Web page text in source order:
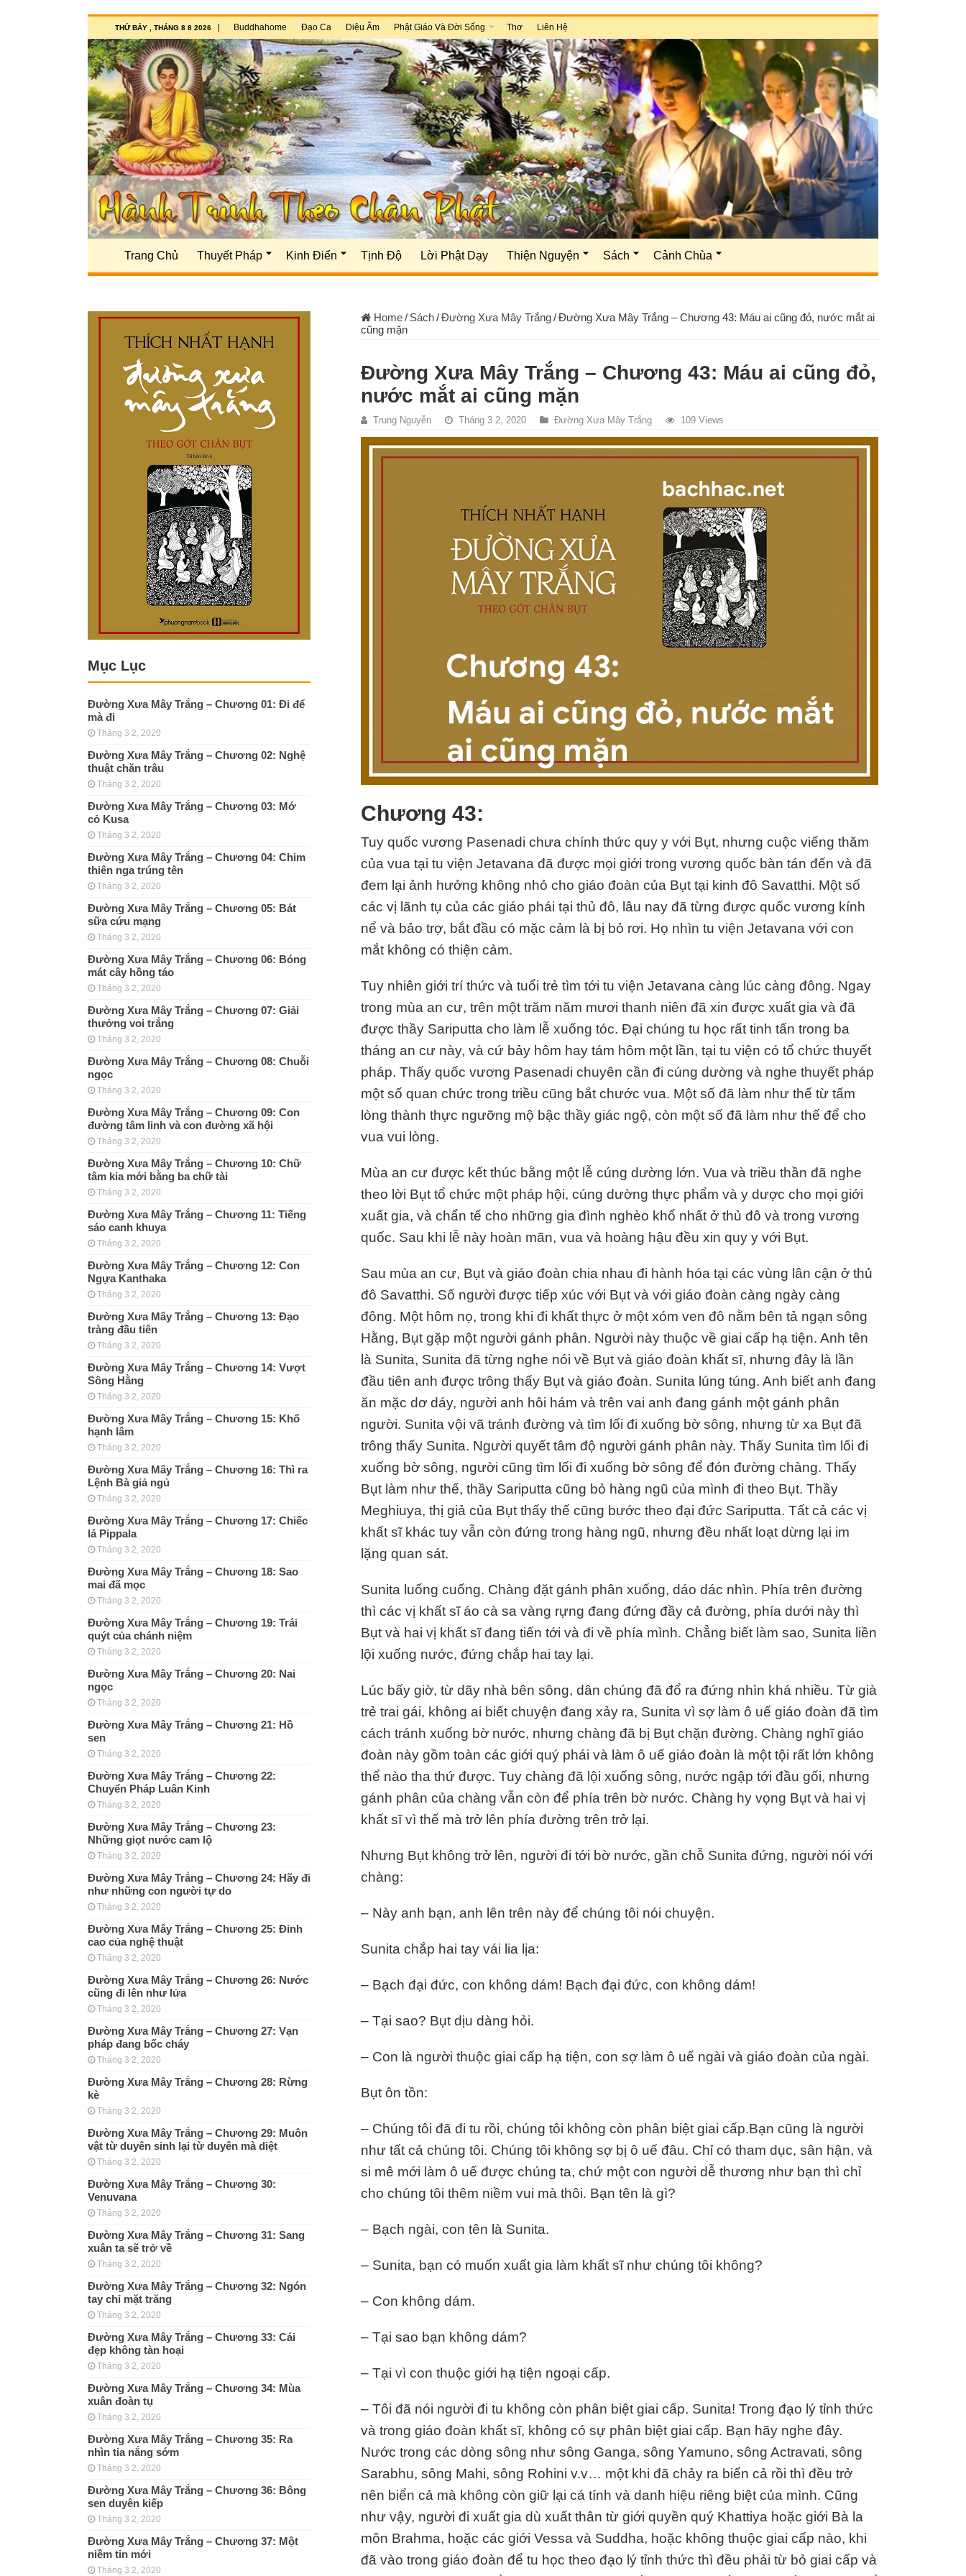
THỨ BẢY , THÁNG 8 8 2026 Buddhahome Đạo Ca Diệu Âm Phật Giáo Và Đời Sống Thơ Liên Hệ
Trang Chủ Thuyết Pháp Kinh Điển Tịnh Độ Lời Phật Dạy Thiện Nguyện Sách Cảnh Chùa
Home/ Sách/Đường Xưa Mây Trắng/Đường Xưa Mây Trắng – Chương 43: Máu ai cũng đỏ, nước mắt ai
cũng mặn
Đường Xưa Mây Trắng – Chương 43: Máu ai cũng đỏ,
nước mắt ai cũng mặn
Trung Nguyễn Tháng 3 2, 2020 Đường Xưa Mây Trắng 109 Views
Chương 43:
Tuy quốc vương Pasenadi chưa chính thức quy y với Bụt, nhưng cuộc viếng thăm
của vua tại tu viện Jetavana đã được mọi giới trong vương quốc bàn tán đến và đã
đem lại ảnh hưởng không nhỏ cho giáo đoàn của Bụt tại kinh đô Savatthi. Một số
các vị lãnh tụ của các giáo phái tại thủ đô, lâu nay đã từng được quốc vương kính
nể và bảo trợ, bắt đầu có mặc cảm là bị bỏ rơi. Họ nhìn tu viện Jetavana với con
mắt không có thiện cảm.
Tuy nhiên giới trí thức và tuổi trẻ tìm tới tu viện Jetavana càng lúc càng đông. Ngay
trong mùa an cư, trên một trăm năm mươi thanh niên đã xin được xuất gia và đã
được thầy Sariputta cho làm lễ xuống tóc. Đại chúng tu học rất tinh tấn trong ba
tháng an cư này, và cứ bảy hôm hay tám hôm một lần, tại tu viện có tổ chức thuyết
pháp. Thấy quốc vương Pasenadi chuyên cần đi cúng dường và nghe thuyết pháp
một số quan chức trong triều cũng bắt chước vua. Một số đã làm như thế từ tấm
lòng thành thực ngưỡng mộ bậc thầy giác ngộ, còn một số đã làm như thế để cho
vua vui lòng.
Mùa an cư được kết thúc bằng một lễ cúng dường lớn. Vua và triều thần đã nghe
theo lời Bụt tổ chức một pháp hội, cúng dường thực phẩm và y dược cho mọi giới
xuất gia, và chẩn tế cho những gia đình nghèo khổ nhất ở thủ đô và trong vương
quốc. Sau khi lễ này hoàn mãn, vua và hoàng hậu đều xin quy y với Bụt.
Sau mùa an cư, Bụt và giáo đoàn chia nhau đi hành hóa tại các vùng lân cận ở thủ
đô Savatthi. Số người được tiếp xúc với Bụt và với giáo đoàn càng ngày càng
đông. Một hôm nọ, trong khi đi khất thực ở một xóm ven đô nằm bên tả ngạn sông
Hằng, Bụt gặp một người gánh phân. Người này thuộc về giai cấp hạ tiện. Anh tên
là Sunita, Sunita đã từng nghe nói về Bụt và giáo đoàn khất sĩ, nhưng đây là lần
đầu tiên anh được trông thấy Bụt và giáo đoàn. Sunita lúng túng. Anh biết anh đang
ăn mặc dơ dáy, người anh hôi hám và trên vai anh đang gánh một gánh phân
người. Sunita vội vã tránh đường và tìm lối đi xuống bờ sông, nhưng từ xa Bụt đã
trông thấy Sunita. Người quyết tâm độ người gánh phân này. Thấy Sunita tìm lối đi
xuống bờ sông, người cũng tìm lối đi xuống bờ sông để đón đường chàng. Thấy
Bụt làm như thế, thầy Sariputta cũng bỏ hàng ngũ của mình đi theo Bụt. Thầy
Meghiuya, thị giả của Bụt thấy thế cũng bước theo đại đức Sariputta. Tất cả các vị
khất sĩ khác tuy vẫn còn đứng trong hàng ngũ, nhưng đều nhất loạt dừng lại im
lặng quan sát.
Sunita luống cuống. Chàng đặt gánh phân xuống, dáo dác nhìn. Phía trên đường
thì các vị khất sĩ áo cà sa vàng rựng đang đứng đầy cả đường, phía dưới này thì
Bụt và hai vị khất sĩ đang tiến tới và đi về phía mình. Chẳng biết làm sao, Sunita liền
lội xuống nước, đứng chắp hai tay lại.
Lúc bấy giờ, từ dãy nhà bên sông, dân chúng đã đổ ra đứng nhìn khá nhiều. Từ già
trẻ trai gái, không ai biết chuyện đang xảy ra, Sunita vì sợ làm ô uế giáo đoàn đã tìm
cách tránh xuống bờ nước, nhưng chàng đã bị Bụt chặn đường. Chàng nghĩ giáo
đoàn này gồm toàn các giới quý phái và làm ô uế giáo đoàn là một tội rất lớn không
thể nào tha thứ được. Tuy chàng đã lội xuống sông, nước ngập tới đầu gối, nhưng
gánh phân của chàng vẫn còn để phía trên bờ nước. Chàng hy vọng Bụt và hai vị
khất sĩ vì thế mà trở lên phía đường trên trở lại.
Nhưng Bụt không trở lên, người đi tới bờ nước, gần chỗ Sunita đứng, người nói với
chàng:
– Này anh bạn, anh lên trên này để chúng tôi nói chuyện.
Sunita chắp hai tay vái lia lịa:
– Bạch đại đức, con không dám! Bạch đại đức, con không dám!
– Tại sao? Bụt dịu dàng hỏi.
– Con là người thuộc giai cấp hạ tiện, con sợ làm ô uế ngài và giáo đoàn của ngài.
Bụt ôn tồn:
– Chúng tôi đã đi tu rồi, chúng tôi không còn phân biệt giai cấp.Bạn cũng là người
như tất cả chúng tôi. Chúng tôi không sợ bị ô uế đâu. Chỉ có tham dục, sân hận, và
si mê mới làm ô uế được chúng ta, chứ một con người dễ thương như bạn thì chỉ
cho chúng tôi thêm niềm vui mà thôi. Bạn tên là gì?
– Bạch ngài, con tên là Sunita.
– Sunita, bạn có muốn xuất gia làm khất sĩ như chúng tôi không?
– Con không dám.
– Tại sao bạn không dám?
– Tại vì con thuộc giới hạ tiện ngoại cấp.
– Tôi đã nói người đi tu không còn phân biệt giai cấp. Sunita! Trong đạo lý tỉnh thức
và trong giáo đoàn khất sĩ, không có sự phân biệt giai cấp. Bạn hãy nghe đây.
Nước trong các dòng sông như sông Ganga, sông Yamuno, sông Actravati, sông
Sarabhu, sông Mahi, sông Rohini v.v… một khi đã chảy ra biển cả rồi thì đều trở
nên biển cả mà không còn giữ lại cá tính và danh hiệu riêng biệt của mình. Cũng
như vậy, người đi xuất gia dù xuất thân từ giới quyền quý Khattiya hoặc giới Bà la
môn Brahma, hoặc các giới Vessa và Suddha, hoặc không thuộc giai cấp nào, khi
đã vào trong giáo đoàn để tu học theo đạo lý tỉnh thức thì đều phải từ bỏ giai cấp và
Mục Lục
Đường Xưa Mây Trắng – Chương 01: Đi để
mà đi
Tháng 3 2, 2020
Đường Xưa Mây Trắng – Chương 02: Nghệ
thuật chăn trâu
Tháng 3 2, 2020
Đường Xưa Mây Trắng – Chương 03: Mớ
cỏ Kusa
Tháng 3 2, 2020
Đường Xưa Mây Trắng – Chương 04: Chim
thiên nga trúng tên
Tháng 3 2, 2020
Đường Xưa Mây Trắng – Chương 05: Bát
sữa cứu mạng
Tháng 3 2, 2020
Đường Xưa Mây Trắng – Chương 06: Bóng
mát cây hồng táo
Tháng 3 2, 2020
Đường Xưa Mây Trắng – Chương 07: Giải
thưởng voi trắng
Tháng 3 2, 2020
Đường Xưa Mây Trắng – Chương 08: Chuỗi
ngọc
Tháng 3 2, 2020
Đường Xưa Mây Trắng – Chương 09: Con
đường tâm linh và con đường xã hội
Tháng 3 2, 2020
Đường Xưa Mây Trắng – Chương 10: Chữ
tâm kia mới bằng ba chữ tài
Tháng 3 2, 2020
Đường Xưa Mây Trắng – Chương 11: Tiếng
sáo canh khuya
Tháng 3 2, 2020
Đường Xưa Mây Trắng – Chương 12: Con
Ngựa Kanthaka
Tháng 3 2, 2020
Đường Xưa Mây Trắng – Chương 13: Đạo
tràng đầu tiên
Tháng 3 2, 2020
Đường Xưa Mây Trắng – Chương 14: Vượt
Sông Hằng
Tháng 3 2, 2020
Đường Xưa Mây Trắng – Chương 15: Khổ
hạnh lâm
Tháng 3 2, 2020
Đường Xưa Mây Trắng – Chương 16: Thì ra
Lệnh Bà giả ngủ
Tháng 3 2, 2020
Đường Xưa Mây Trắng – Chương 17: Chiếc
lá Pippala
Tháng 3 2, 2020
Đường Xưa Mây Trắng – Chương 18: Sao
mai đã mọc
Tháng 3 2, 2020
Đường Xưa Mây Trắng – Chương 19: Trái
quýt của chánh niệm
Tháng 3 2, 2020
Đường Xưa Mây Trắng – Chương 20: Nai
ngọc
Tháng 3 2, 2020
Đường Xưa Mây Trắng – Chương 21: Hồ
sen
Tháng 3 2, 2020
Đường Xưa Mây Trắng – Chương 22:
Chuyển Pháp Luân Kinh
Tháng 3 2, 2020
Đường Xưa Mây Trắng – Chương 23:
Những giọt nước cam lộ
Tháng 3 2, 2020
Đường Xưa Mây Trắng – Chương 24: Hãy đi
như những con người tự do
Tháng 3 2, 2020
Đường Xưa Mây Trắng – Chương 25: Đỉnh
cao của nghệ thuật
Tháng 3 2, 2020
Đường Xưa Mây Trắng – Chương 26: Nước
cũng đi lên như lửa
Tháng 3 2, 2020
Đường Xưa Mây Trắng – Chương 27: Vạn
pháp đang bốc cháy
Tháng 3 2, 2020
Đường Xưa Mây Trắng – Chương 28: Rừng
kè
Tháng 3 2, 2020
Đường Xưa Mây Trắng – Chương 29: Muôn
vật từ duyên sinh lại từ duyên mà diệt
Tháng 3 2, 2020
Đường Xưa Mây Trắng – Chương 30:
Venuvana
Tháng 3 2, 2020
Đường Xưa Mây Trắng – Chương 31: Sang
xuân ta sẽ trở về
Tháng 3 2, 2020
Đường Xưa Mây Trắng – Chương 32: Ngón
tay chỉ mặt trăng
Tháng 3 2, 2020
Đường Xưa Mây Trắng – Chương 33: Cái
đẹp không tàn hoại
Tháng 3 2, 2020
Đường Xưa Mây Trắng – Chương 34: Mùa
xuân đoàn tụ
Tháng 3 2, 2020
Đường Xưa Mây Trắng – Chương 35: Ra
nhìn tia nắng sớm
Tháng 3 2, 2020
Đường Xưa Mây Trắng – Chương 36: Bông
sen duyên kiếp
Tháng 3 2, 2020
Đường Xưa Mây Trắng – Chương 37: Một
niềm tin mới
Tháng 3 2, 2020